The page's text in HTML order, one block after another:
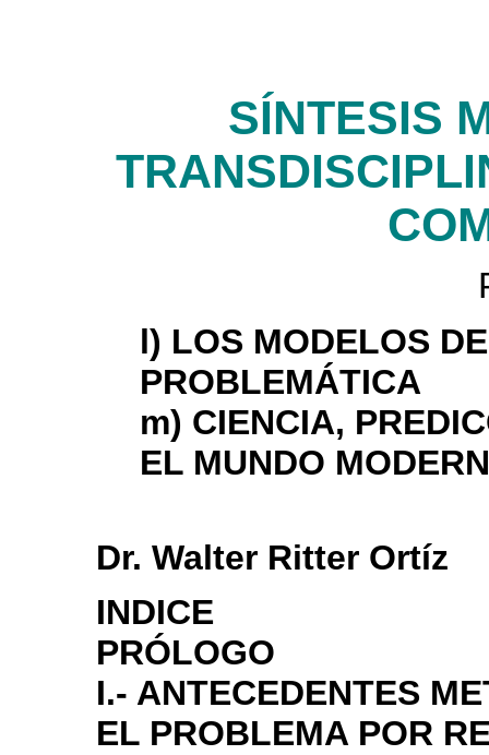
SÍNTESIS
l) LOS MODELOS
PROBLEMÁTICA
m) CIENCIA,
EL MUNDO
Dr. Walter Ritter Ortíz
INDICE
PRÓLOGO
I.- ANTECEDENTES
EL PROBLEMA POR